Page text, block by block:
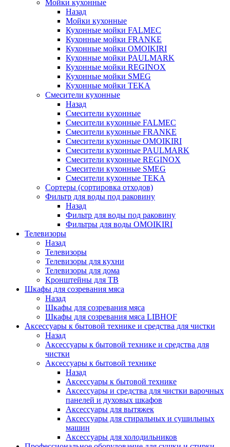
Мойки кухонные
Назад
Мойки кухонные
Кухонные мойки FALMEC
Кухонные мойки FRANKE
Кухонные мойки OMOIKIRI
Кухонные мойки PAULMARK
Кухонные мойки REGINOX
Кухонные мойки SMEG
Кухонные мойки TEKA
Смесители кухонные
Назад
Смесители кухонные
Смесители кухонные FALMEC
Смесители кухонные FRANKE
Смесители кухонные OMOIKIRI
Смесители кухонные PAULMARK
Смесители кухонные REGINOX
Смесители кухонные SMEG
Смесители кухонные TEKA
Сортеры (сортировка отходов)
Фильтр для воды под раковину
Назад
Фильтр для воды под раковину
Фильтры для воды OMOIKIRI
Телевизоры
Назад
Телевизоры
Телевизоры для кухни
Телевизоры для дома
Кронштейны для ТВ
Шкафы для созревания мяса
Назад
Шкафы для созревания мяса
Шкафы для созревания мяса LIBHOF
Аксессуары к бытовой технике и средства для чистки
Назад
Аксессуары к бытовой технике и средства для
чистки
Аксессуары к бытовой технике
Назад
Аксессуары к бытовой технике
Аксессуары и средства для чистки варочных
панелей и духовых шкафов
Аксессуары для вытяжек
Аксессуары для стиральных и сушильных
машин
Аксессуары для холодильников